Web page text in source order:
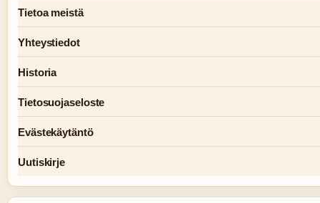
Tietoa meistä
Yhteystiedot
Historia
Tietosuojaseloste
Evästekäytäntö
Uutiskirje